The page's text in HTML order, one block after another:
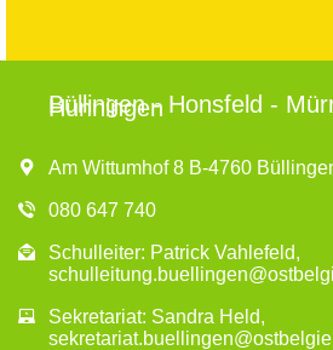
Büllingen - Honsfeld -
Hünningen
Am Wittumhof 8 B-4760
080 647 740
Schulleiter: Patrick Vahlefeld,
Sekretariat: Sandra Held,